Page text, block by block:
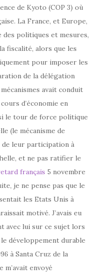
de Kyoto (COP 3) où
La France, et Europe,
politiques et mesures,
fiscalité, alors que les
pour imposer les
de la délégation
avait conduit
d’économie en
le tour de force politique
(le mécanisme de
de leur participation à
et ne pas ratifier le
français 5 novembre
je ne pense pas que le
les Etats Unis à
motivé. J’avais eu
avec lui sur ce sujet lors
développement durable
à Santa Cruz de la
envoyé